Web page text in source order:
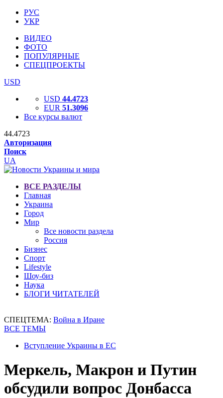
РУС
УКР
ВИДЕО
ФОТО
ПОПУЛЯРНЫЕ
СПЕЦПРОЕКТЫ
USD
USD 44.4723
EUR 51.3096
Все курсы валют
44.4723
Авторизация
Поиск
UA
ВСЕ РАЗДЕЛЫ
Главная
Украина
Город
Мир
Все новости раздела
Россия
Бизнес
Спорт
Lifestyle
Шоу-биз
Наука
БЛОГИ ЧИТАТЕЛЕЙ
СПЕЦТЕМА: Война в Иране
ВСЕ ТЕМЫ
Вступление Украины в ЕС
Меркель, Макрон и Путин
обсудили вопрос Донбасса